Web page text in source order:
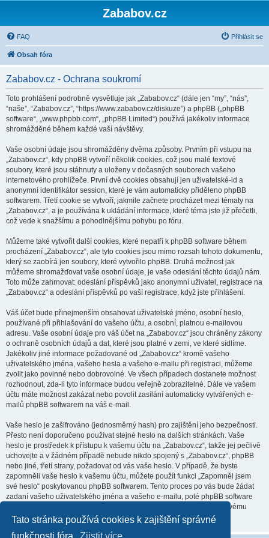
Tato stránka používá cookies k zajištění správné
Zababov.cz
FAQ Přihlásit se
Obsah fóra
Zababov.cz - Ochrana soukromí
Toto prohlášení podrobně vysvětluje jak „Zababov.cz“ (dále jen “my”, “nás”,
“naše”, “Zababov.cz”, “https://www.zababov.cz/diskuze”) a phpBB („phpBB
software“, „www.phpbb.com“, „phpBB Limited“) používá jakékoliv informace
shromážděné během každé vaší návštěvy.
Vaše osobní údaje jsou shromážděny dvěma způsoby. Prvním při vstupu na
„Zababov.cz“, kdy phpBB vytvoří několik cookies, což jsou malé textové
soubory, které jsou stáhnuty a uloženy v dočasných souborech vašeho
internetového prohlížeče. První dvě cookies obsahují jen uživatelské-id a
anonymní identifikátor session, které je vám automaticky přiděleno phpBB
softwarem. Třetí cookie se vytvoří, jakmile začnete procházet mezi tématy na
„Zababov.cz“, a je používána k ukládání informace, které téma jste již přečetli,
což vede k snažšímu a pohodlnějšímu pohybu po fóru.
Můžeme také vytvořit další cookies, které nepatří k phpBB software během
procházení „Zababov.cz“, ale tyto cookies jsou mimo rozsah tohoto dokumentu,
který se zaobírá jen soubory, které vytvořilo phpBB. Druhá možnost jak
můžeme shromažďovat vaše osobní údaje, je vaše odeslání těchto údajů nám.
Toto může zahrnovat: odeslání příspěvků jako anonymní uživatel, registrace na
„Zababov.cz“ a odeslání příspěvků po vaší registrace, když jste přihlášeni.
Váš účet bude přinejmenším obsahovat uživatelské jméno, osobní heslo,
používané při přihlašování do vašeho účtu, a osobní, platnou e-mailovou
adresu. Vaše osobní údaje pro váš účet na „Zababov.cz“ jsou chráněny zákony
o ochraně osobních údajů a dat, které jsou platné v zemi, ve které sídlíme.
Jakékoliv jiné informace požadované od „Zababov.cz“ kromě vašeho
uživatelského jména, vašeho hesla a vašeho e-mailu při registraci, můžeme
zvolit jako povinné nebo dobrovolné. Ve všech případech dostanete možnost
rozhodnout, zda-li tyto informace budou veřejně zobrazitelné. Dále ve vašem
účtu máte možnost zakázat nebo povolit zasílání automaticky vytvářených e-
mailů phpBB softwarem na váš e-mail.
Vaše heslo je zašifrováno (jednosměrný hash) pro zajištění jeho bezpečnosti.
Přesto není doporučeno používat stejné heslo na dalších stránkách. Vaše
heslo je prostředek k přístupu k vašemu účtu na „Zababov.cz“, takže jej pečlivě
uchovejte a v žádném případě nebude nikdo spojený s „Zababov.cz“, phpBB
nebo jiné, třetí strany, požadovat od vás vaše heslo. V případě, že byste
zapomněli vaše heslo k vašemu účtu, můžete použít funkci „Zapomněl jsem
své heslo“ poskytovanou phpBB softwarem. Tento proces po vás bude žádat
zadaní vašeho uživatelského jména a vašeho e-mailu, poté phpBB software
vygeneruje heslo nové a zašle vám ho, abyste se mohli přihlásit ke svému
účtu.